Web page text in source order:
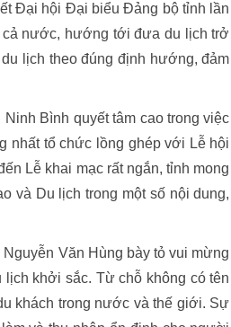
Đại hội Đại biểu Đảng bộ tỉnh lần
cả nước, hướng tới đưa du lịch trở
lịch theo đúng định hướng, đảm
Bình quyết tâm cao trong việc
nhất tổ chức lồng ghép với Lễ hội
Lễ khai mạc rất ngắn, tỉnh mong
và Du lịch trong một số nội dung,
Văn Hùng bày tỏ vui mừng
khởi sắc. Từ chỗ không có tên
khách trong nước và thế giới. Sự